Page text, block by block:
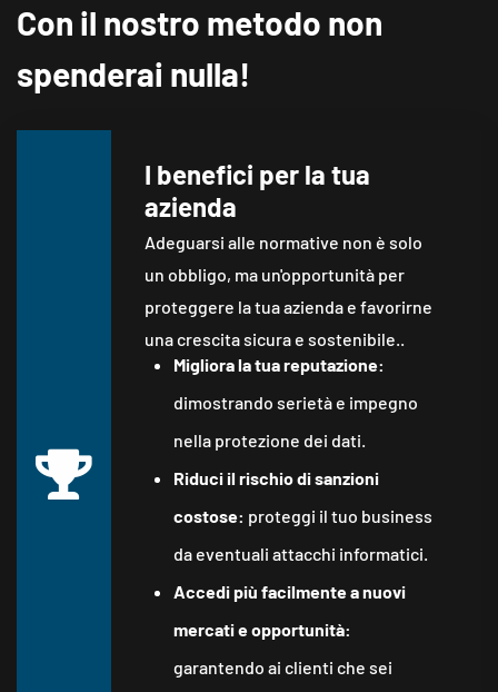
Con il nostro metodo non
spenderai nulla!
I benefici per la tua
azienda
Adeguarsi alle normative non è solo
un obbligo, ma un'opportunità per
proteggere la tua azienda e favorirne
una crescita sicura e sostenibile..
Migliora la tua reputazione:
dimostrando serietà e impegno
nella protezione dei dati.
Riduci il rischio di sanzioni
costose: proteggi il tuo business
da eventuali attacchi informatici.
Accedi più facilmente a nuovi
mercati e opportunità:
garantendo ai clienti che sei